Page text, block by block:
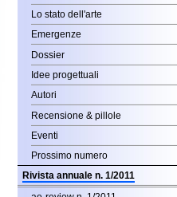
Dossier
Idee progettuali
Autori
Recensione & pillole
Eventi
Prossimo numero
Rivista annuale n. 1/2011
ae-review n. 1/2011
Editoriale
Lo stato dell'arte